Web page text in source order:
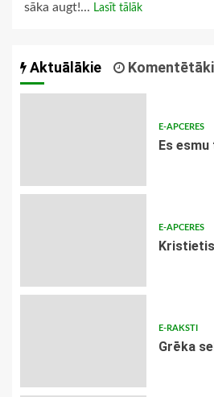
sāka augt!... Lasīt tālāk
Aktuālākie
E-APCERES
Es
E-APCERES
E-RAKSTI
Grēka